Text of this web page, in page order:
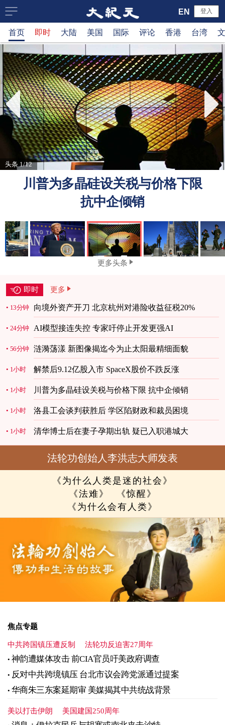
大
纪
元
新
闻
网
登入
EN
首页 即时 大陆 美国 国际 评论 香港 台湾
头条 1/12
川普为多晶硅设关税与价格下限
抗中企倾销
更多头条
即时 更多
13分钟 向境外资产开刀 北京杭州对港险收益征税20%
24分钟 AI模型接连失控 专家吁停止开发更强AI
56分钟 涟漪荡漾 新图像揭迄今为止太阳最精细面貌
1小时 解禁后9.12亿股入市 SpaceX股价不跌反涨
1小时 川普为多晶硅设关税与价格下限 抗中企倾销
1小时 洛县工会谈判获胜后 学区陷财政和裁员困境
1小时 清华博士后在妻子孕期出轨 疑已入职港城大
法轮功创始人李洪志大师发表
《为什么人类是迷的社会》
《法难》
《惊醒》
《为什么会有人类》
焦点专题
中共跨国镇压遭反制 法轮功反迫害27周年
神韵遭媒体攻击 前CIA官员吁美政府调查
反对中共跨境镇压 台北市议会跨党派通过提案
华商朱三东案延期审 美媒揭其中共统战背景
美以打击伊朗 美国建国250周年